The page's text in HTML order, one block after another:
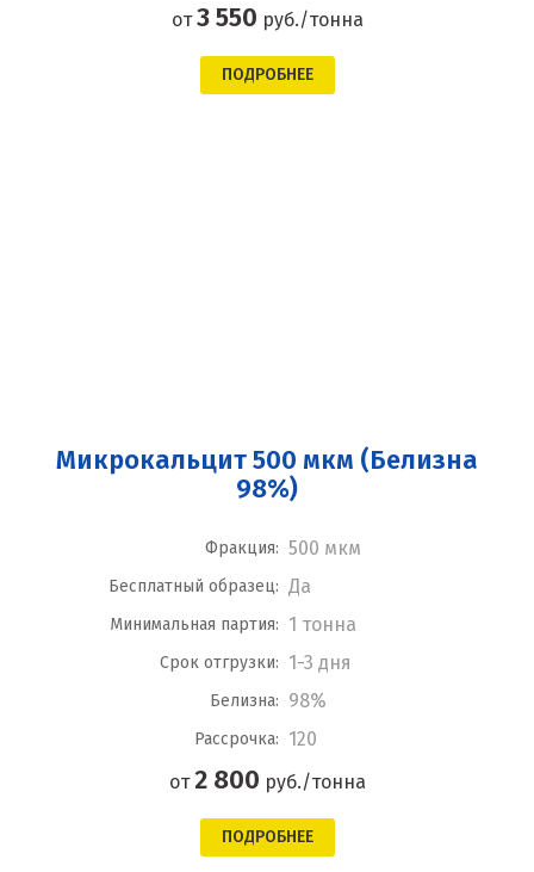
от3 550 руб./тонна
ПОДРОБНЕЕ
Микрокальцит 500 мкм (Белизна
98%)
Фракция: 500 мкм
Бесплатный образец: Да
Минимальная партия: 1 тонна
Срок отгрузки: 1-3 дня
Белизна: 98%
Рассрочка: 120
от2 800 руб./тонна
ПОДРОБНЕЕ